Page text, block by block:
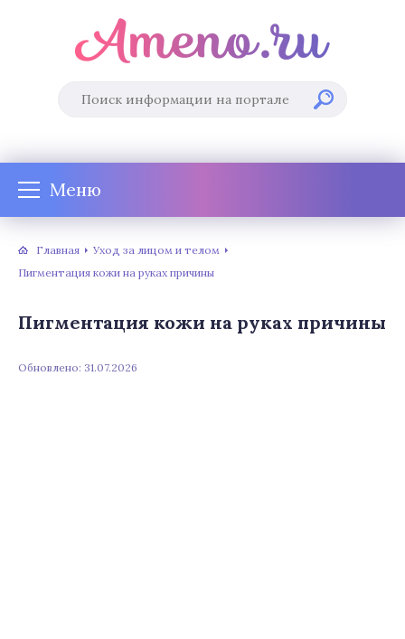
Меню
Главная
Уход за лицом и телом
Пигментация кожи на руках причины
Пигментация кожи на руках причины
Обновлено: 31.07.2026